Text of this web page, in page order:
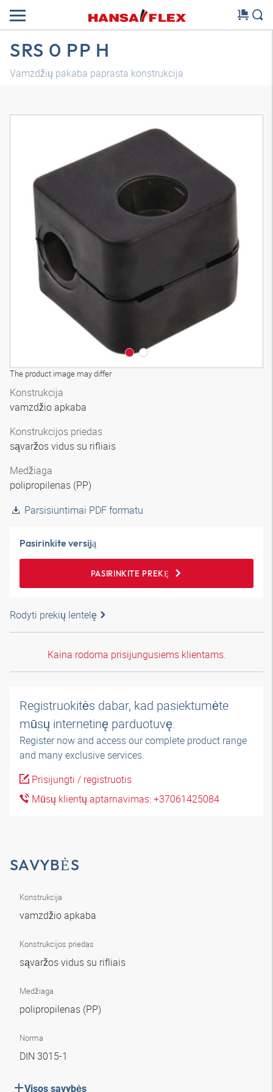
SRS 0 PP H
Vamzdžių pakaba paprasta konstrukcija
The product image may differ
Konstrukcija
vamzdžio apkaba
Konstrukcijos priedas
sąvaržos vidus su rifliais
Medžiaga
polipropilenas (PP)
Parsisiuntimai PDF formatu
Pasirinkite versiją
PASIRINKITE PREKĘ
Rodyti prekių lentelę
Kaina rodoma prisijungusiems klientams.
Registruokitės dabar, kad pasiektumėte
mūsų internetinę parduotuvę.
Register now and access our complete product range
and many exclusive services.
Prisijungti / registruotis
Mūsų klientų aptarnavimas: +37061425084
SAVYBĖS
Konstrukcija
vamzdžio apkaba
Konstrukcijos priedas
sąvaržos vidus su rifliais
Medžiaga
polipropilenas (PP)
Norma
DIN 3015-1
Visos savybės